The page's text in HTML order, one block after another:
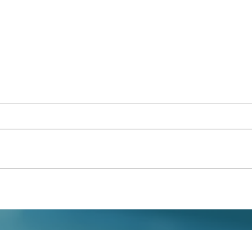
moci zaplacené úroky